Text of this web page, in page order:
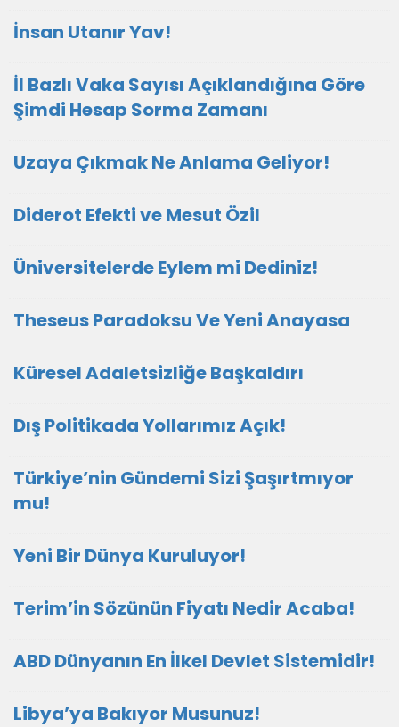
İnsan Utanır Yav!
İl Bazlı Vaka Sayısı Açıklandığına Göre
Şimdi Hesap Sorma Zamanı
Uzaya Çıkmak Ne Anlama Geliyor!
Diderot Efekti ve Mesut Özil
Üniversitelerde Eylem mi Dediniz!
Theseus Paradoksu Ve Yeni Anayasa
Küresel Adaletsizliğe Başkaldırı
Dış Politikada Yollarımız Açık!
Türkiye’nin Gündemi Sizi Şaşırtmıyor
mu!
Yeni Bir Dünya Kuruluyor!
Terim’in Sözünün Fiyatı Nedir Acaba!
ABD Dünyanın En İlkel Devlet Sistemidir!
Libya’ya Bakıyor Musunuz!